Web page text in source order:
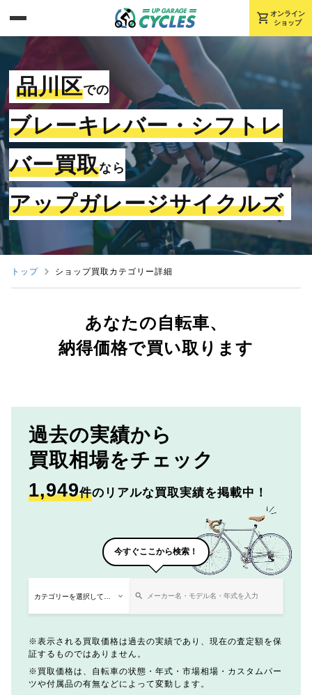
shopping_cart オンライン
ショップ
品川区での
ブレーキレバー・シフトレ
バー買取なら
アップガレージサイクルズ
トップ ショップ買取カテゴリー詳細
あなたの自転車、
納得価格で買い取ります
過去の実績から
買取相場をチェック
1,949件のリアルな買取実績を掲載中！
今すぐここから検索！
表示される買取価格は過去の実績であり、現在の査定額を保
証するものではありません。
買取価格は、自転車の状態・年式・市場相場・カスタムパー
ツや付属品の有無などによって変動します。